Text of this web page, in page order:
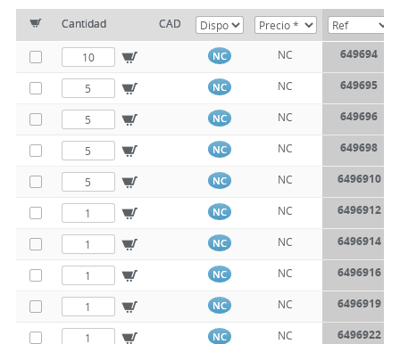
Cantidad CAD
NC NC 649694
NC NC 649695
NC NC 649696
NC NC 649698
NC NC 6496910
NC NC 6496912
NC NC 6496914
NC NC 6496916
NC NC 6496919
NC NC 6496922